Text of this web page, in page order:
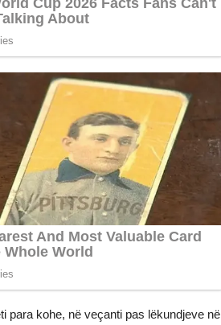
para kohe, në veçanti pas lëkundjeve në